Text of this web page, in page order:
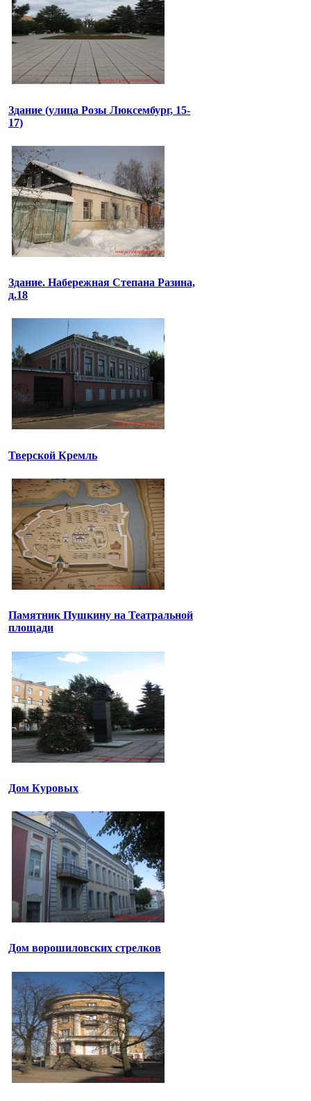
Здание (улица Розы Люксембург, 15-
17)
Здание. Набережная Степана Разина,
д.18
Тверской Кремль
Памятник Пушкину на Театральной
площади
Дом Куровых
Дом ворошиловских стрелков